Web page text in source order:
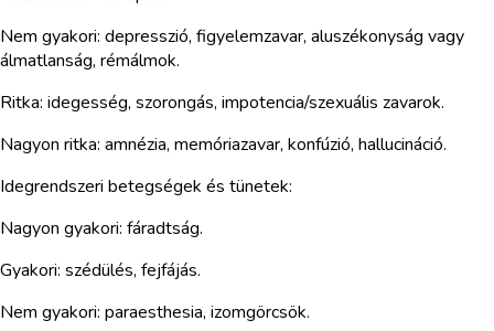
Nem gyakori: depresszió, figyelemzavar, aluszékonyság vagy
álmatlanság, rémálmok.
Ritka: idegesség, szorongás, impotencia/szexuális zavarok.
Nagyon ritka: amnézia, memóriazavar, konfúzió, hallucináció.
Idegrendszeri betegségek és tünetek:
Nagyon gyakori: fáradtság.
Gyakori: szédülés, fejfájás.
Nem gyakori: paraesthesia, izomgörcsök.